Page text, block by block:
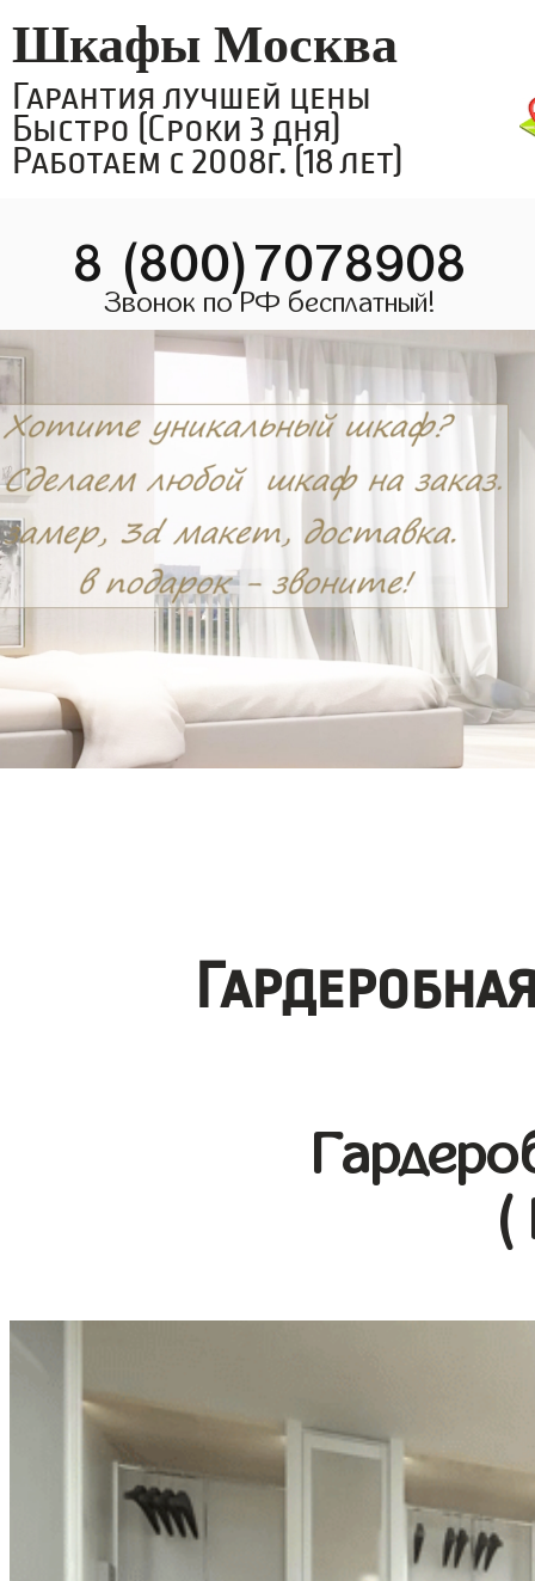
Шкафы Москва
Гарантия лучшей цены
Быстро (Сроки 3 дня)
Работаем с 2008г. (18 лет)
8 (800)7078908
Звонок по РФ бесплатный!
(